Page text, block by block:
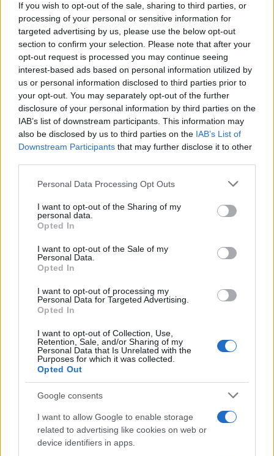
If you wish to opt-out of the sale, sharing to third parties, or
processing of your personal or sensitive information for
targeted advertising by us, please use the below opt-out
section to confirm your selection. Please note that after your
opt-out request is processed you may continue seeing
interest-based ads based on personal information utilized by
us or personal information disclosed to third parties prior to
your opt-out. You may separately opt-out of the further
disclosure of your personal information by third parties on the
IAB’s list of downstream participants. This information may
also be disclosed by us to third parties on the IAB’s List of
Downstream Participants that may further disclose it to other
Please note that this website/app uses one or more Google
not limited to your visit or usage behaviour. You may click to
grant or deny consent to Google and its third-party tags to
use your data for below specified purposes in below Google
consent section.
Personal Data Processing Opt Outs
I want to opt-out of the Sharing of my
personal data.
Opted In
I want to opt-out of the Sale of my
Personal Data.
Opted In
I want to opt-out of processing my
Personal Data for Targeted Advertising.
Opted In
I want to opt-out of Collection, Use,
Retention, Sale, and/or Sharing of my
Personal Data that Is Unrelated with the
Purposes for which it was collected.
Opted Out
Google consents
I want to allow Google to enable storage
related to advertising like cookies on web or
device identifiers in apps.
Αθλητικά
EUROLEAGUE
ΜΠΑΡΤΣΕΛΟΝΑ
ΠΑΝΑΘΗΝΑΙΚΟΣ
ΤΣΑΒΙ ΠΑΣΚΟΥΑΛ
Share:
Ακολουθήστε το Νewsit.gr στοGoogle News και
ενημερωθείτε πρώτοι για όλη την ειδησεογραφία και τα
τελευταία νέατης ημέρας
Κωνσταντίνος Αργυρός και Αλεξάνδρα
Νίκα κάνουν διακοπές με πολυτελές γιοτ
με τα δύο παιδιά τους
Η Άννα Βίσση ξετρελάθηκε με μπάντα που
έπαιζε Τσιτσάνη στο Φισκάρδο και τους
πρότεινε συνεργασία
Θρήνος για τον Λιονέλ Μέσι – Πέθανε ο
πατέρας του, Χόρχε
Ελίζαμπεθ Ελέτσι και Νεκτάριος Λεμονίδης
πήγαν στον Άγιο Νεκτάριο Βούλας για να
πάρουν την ευχή για τον γιο τους
Ηφαίστειο Σαντορίνης: Ένας 15χρονος που
δεν πρόλαβε να ξεφύγει από το τσουνάμι
μπορεί να αλλάξει τη χρονολογία της
Πιο σχολιασμένα